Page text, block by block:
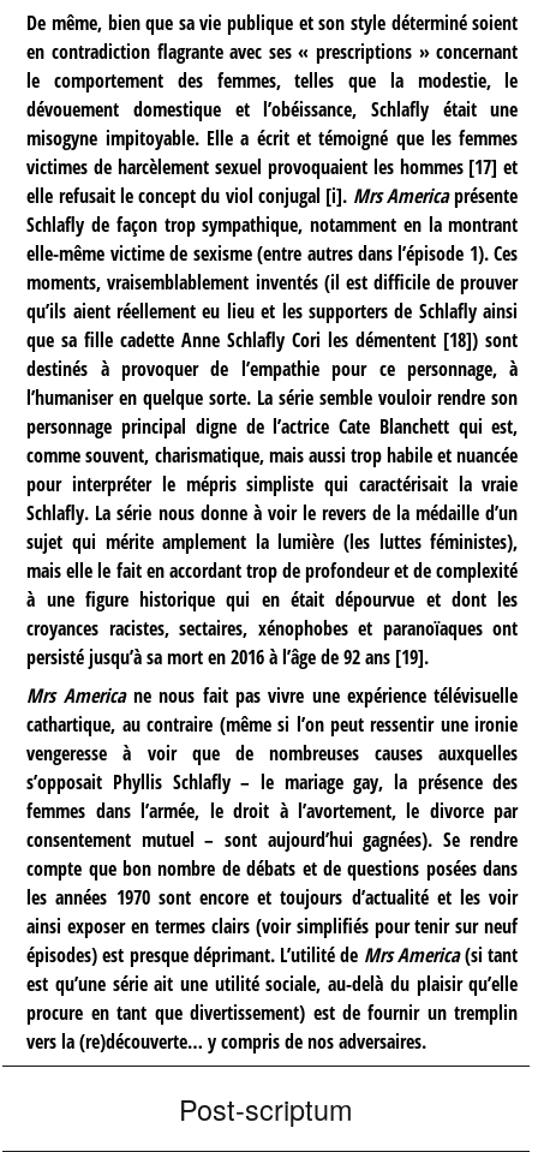
De même, bien que sa vie publique et son style déterminé soient
en contradiction flagrante avec ses « prescriptions » concernant
le comportement des femmes, telles que la modestie, le
dévouement domestique et l’obéissance, Schlafly était une
misogyne impitoyable. Elle a écrit et témoigné que les femmes
victimes de harcèlement sexuel provoquaient les hommes[17] et
elle refusait le concept du viol conjugal [i]. Mrs Americaprésente
Schlafly de façon trop sympathique, notamment en la montrant
elle-même victime de sexisme (entre autres dans l’épisode 1). Ces
moments, vraisemblablement inventés (il est difficile de prouver
qu’ils aient réellement eu lieu et les supporters de Schlafly ainsi
que sa fille cadette Anne Schlafly Cori les démentent [18]) sont
destinés à provoquer de l’empathie pour ce personnage, à
l’humaniser en quelque sorte. La série semble vouloir rendre son
personnage principal digne de l’actrice Cate Blanchett qui est,
comme souvent, charismatique, mais aussi trop habile et nuancée
pour interpréter le mépris simpliste qui caractérisait la vraie
Schlafly. La série nous donne à voir le revers de la médaille d’un
sujet qui mérite amplement la lumière (les luttes féministes),
mais elle le fait en accordant trop de profondeur et de complexité
à une figure historique qui en était dépourvue et dont les
croyances racistes, sectaires, xénophobes et paranoïaques ont
persisté jusqu’à sa mort en 2016 à l’âge de 92 ans [19].
Mrs Americane nous fait pas vivre une expérience télévisuelle
cathartique, au contraire (même si l’on peut ressentir une ironie
vengeresse à voir que de nombreuses causes auxquelles
s’opposait Phyllis Schlafly – le mariage gay, la présence des
femmes dans l’armée, le droit à l’avortement, le divorce par
consentement mutuel – sont aujourd’hui gagnées). Se rendre
compte que bon nombre de débats et de questions posées dans
les années 1970 sont encore et toujours d’actualité et les voir
ainsi exposer en termes clairs (voir simplifiés pour tenir sur neuf
épisodes) est presque déprimant. L’utilité de Mrs America(si tant
est qu’une série ait une utilité sociale, au-delà du plaisir qu’elle
procure en tant que divertissement) est de fournir un tremplin
vers la (re)découverte… y compris de nos adversaires.
Post-scriptum